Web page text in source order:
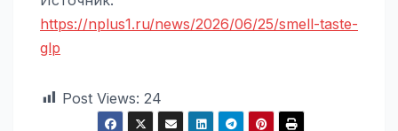
https://nplus1.ru/news/2026/06/25/smell-taste-
glp
Post Views: 24